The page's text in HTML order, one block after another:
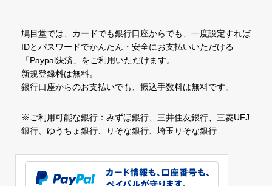
鳩目堂では、カードでも銀行口座からでも、一度設定すれば
IDとパスワードでかんたん・安全にお支払いいただける
「Paypal決済」をご利用いただけます。
新規登録料は無料。
銀行口座からのお支払いでも、振込手数料は無料です。
※ご利用可能な銀行：みずほ銀行、三井住友銀行、三菱UFJ
銀行、ゆうちょ銀行、りそな銀行、埼玉りそな銀行